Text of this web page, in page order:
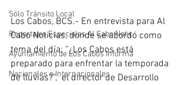
Sólo Tránsito Local
Reportajes Especiales Al Cabo Notic
Ayuntamiento de Los Cabos Informa
Nacionales e Internacionales
Los Cabos, BCS.- En entrevista para Al
Cabo Noticias, donde se abordó como
tema del día: “¿Los Cabos está
preparado para enfrentar la temporada
de lluvias?”,  el director de Desarrollo